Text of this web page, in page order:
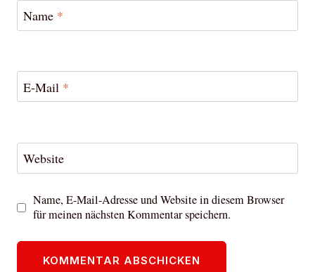
Name *
E-Mail *
Website
Name, E-Mail-Adresse und Website in diesem Browser
für meinen nächsten Kommentar speichern.